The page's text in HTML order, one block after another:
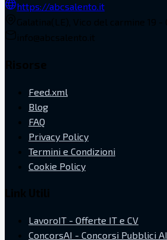
https://abcsalento.it
Feed.xml
Blog
FAQ
Privacy Policy
Termini e Condizioni
Cookie Policy
LavoroIT - Offerte IT e CV
ConcorsAI - Concorsi Pubblici AI